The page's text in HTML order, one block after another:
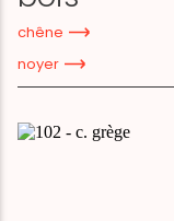
chêne
noyer